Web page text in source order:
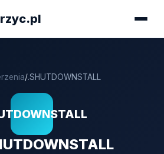
/.SHUTDOWNSTALL